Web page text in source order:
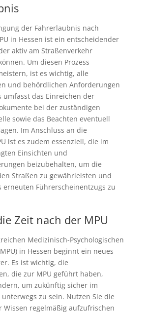
der Fahrerlaubnis nach
in Hessen ist ein entscheidender
aktiv am Straßenverkehr
Um diesen Prozess
ist es wichtig, alle
und behördlichen Anforderungen
umfasst das Einreichen der
bei der zuständigen
sowie das Beachten eventuell
Im Anschluss an die
ist es zudem essenziell, die im
Einsichten und
beizubehalten, um die
Straßen zu gewährleisten und
erneuten Führerscheinentzugs zu
Zeit nach der MPU
Medizinisch-Psychologischen
in Hessen beginnt ein neues
Es ist wichtig, die
die zur MPU geführt haben,
um zukünftig sicher im
zu sein. Nutzen Sie die
Wissen regelmäßig aufzufrischen